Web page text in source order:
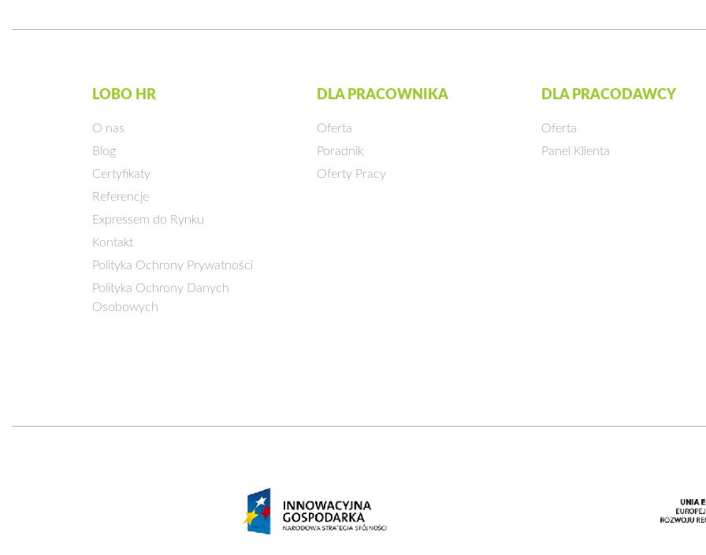
LOBO HR
O nas
Blog
Certyfikaty
Referencje
Expressem do Rynku
Kontakt
Polityka Ochrony Prywatności
Polityka Ochrony Danych
Osobowych
DLA PRACOWNIKA
Oferta
Poradnik
Oferty Pracy
DLA PRACODAWCY
Oferta
Panel Klienta